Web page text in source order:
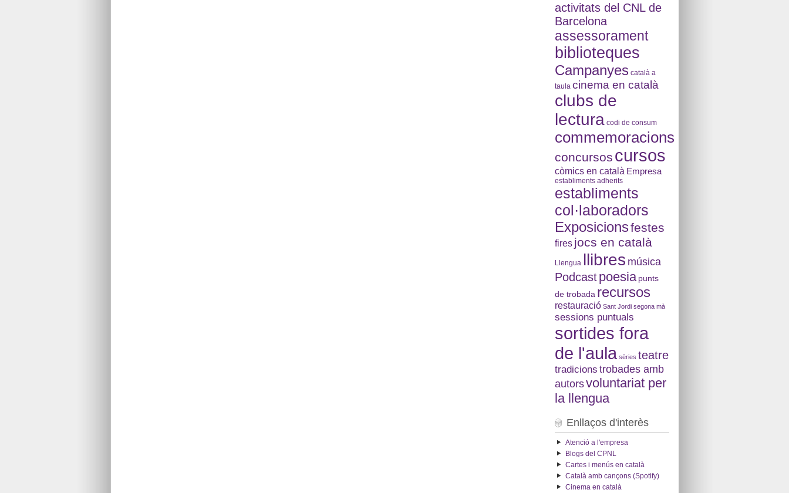
activitats del CNL de
Barcelona
assessorament
biblioteques
Campanyes català a
taula cinema en català
clubs de
lectura codi de consum
commemoracions
concursos cursos
còmics en català Empresa
establiments adherits
establiments
col·laboradors
Exposicionsfestes
fires jocs en català
Llengua llibres música
Podcast poesia punts
de trobada recursos
restauració Sant Jordi segona mà
sessions puntuals
sortides fora
de l'aula sèries teatre
tradicions trobades amb
autorsvoluntariat per
la llengua
Enllaços d'interès
Atenció a l'empresa
Blogs del CPNL
Cartes i menús en català
Català amb cançons (Spotify)
Cinema en català